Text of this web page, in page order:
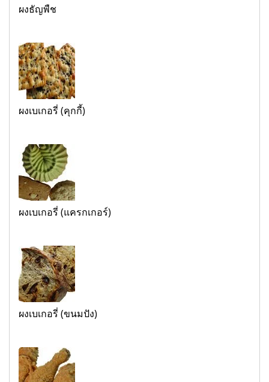
ผงธัญพืช
ผงเบเกอรี่ (คุกกี้)
ผงเบเกอรี่ (แครกเกอร์)
ผงเบเกอรี่ (ขนมปัง)